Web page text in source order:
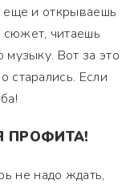
еще и открываешь
читаешь
Вот за это
старались. Если
ПРОФИТА!
не надо ждать,